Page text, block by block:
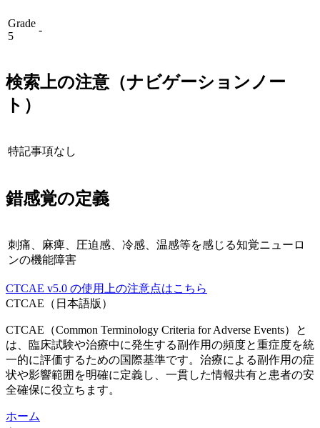
Grade
5
-
検索上の注意（ナビゲーションノー
ト）
特記事項なし
錯感覚の定義
刺痛、麻痺、圧迫感、冷感、温感等を感じる知覚ニューロ
ンの機能障害
CTCAE v5.0 の使用上の注意点はこちら
CTCAE（日本語版）
CTCAE（Common Terminology Criteria for Adverse Events）と
は、臨床試験や治療中に発生する副作用の頻度と重症度を統
一的に評価するための国際基準です。治療による副作用の症
状や影響範囲を明確に定義し、一貫した情報共有と患者の安
全確保に役立ちます。
ホーム